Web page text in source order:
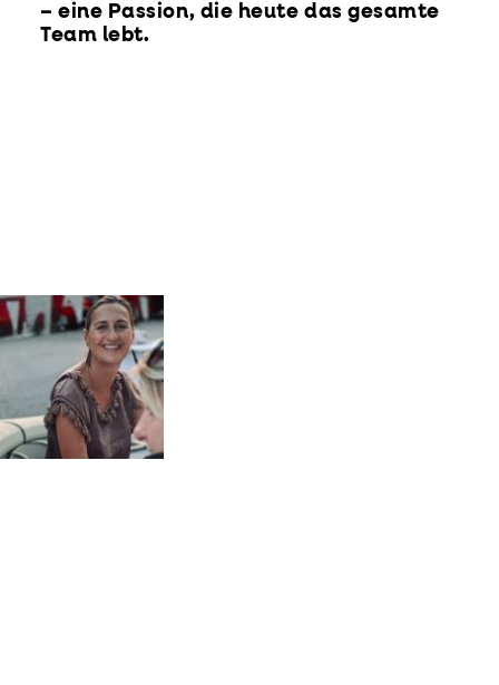
– eine Passion, die heute das gesamte
Team lebt.